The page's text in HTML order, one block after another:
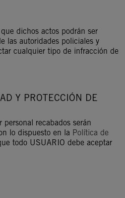
dichos actos podrán ser
las autoridades policiales y
cualquier tipo de infracción de
Y PROTECCIÓN DE
personal recabados serán
lo dispuesto en la Política de
todo USUARIO debe aceptar